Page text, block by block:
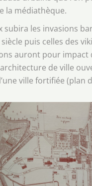
la médiathèque.
subira les invasions
puis celles des
auront pour impact
architecture de ville
ville fortifiée (plan